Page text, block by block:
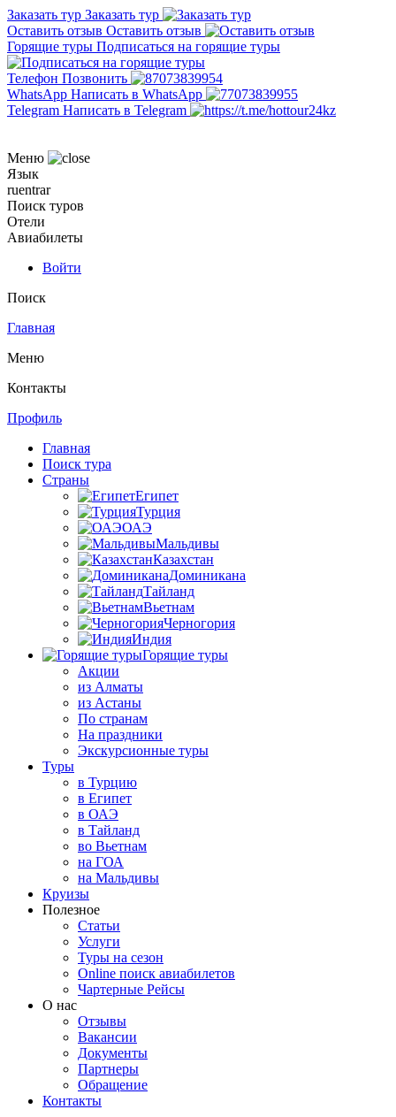
Заказать тур Заказать тур
Оставить отзыв Оставить отзыв
Горящие туры Подписаться на горящие туры
Телефон Позвонить
WhatsApp Написать в WhatsApp
Telegram Написать в Telegram
Меню
Язык
ruentrar
Поиск туров
Отели
Авиабилеты
Войти
Поиск
Главная
Меню
Контакты
Профиль
Главная
Поиск тура
Страны
Египет
Турция
ОАЭ
Мальдивы
Казахстан
Доминикана
Тайланд
Вьетнам
Черногория
Индия
Горящие туры
Акции
из Алматы
из Астаны
По странам
На праздники
Экскурсионные туры
Туры
в Турцию
в Египет
в ОАЭ
в Тайланд
во Вьетнам
на ГОА
на Мальдивы
Круизы
Полезное
Статьи
Услуги
Туры на сезон
Online поиск авиабилетов
Чартерные Рейсы
О нас
Отзывы
Вакансии
Документы
Партнеры
Обращение
Контакты